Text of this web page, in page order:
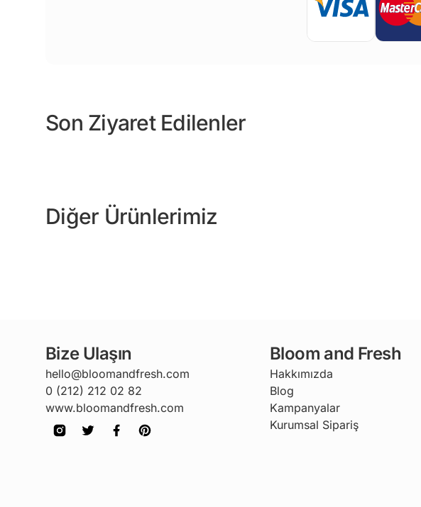
Son Ziyaret Edilenler
Diğer Ürünlerimiz
Bize Ulaşın
hello@bloomandfresh.com
0 (212) 212 02 82
www.bloomandfresh.com
Bloom and Fresh
Hakkımızda
Blog
Kampanyalar
Kurumsal Sipariş